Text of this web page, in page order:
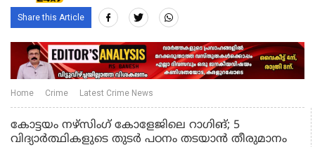
Share this Article
Home Crime Latest Crime News
കോട്ടയം നഴ്സിംഗ് കോളേജിലെ റാഗിങ്‌; 5
വിദ്യാർത്ഥികളുടെ തുടർ പഠനം തടയാൻ തീരുമാനം